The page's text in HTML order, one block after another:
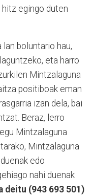
egingo duten
lan boluntario hau,
eta harro
Mintzalaguna
positiboak eman
izan dela, bai
Beraz, lerro
Mintzalaguna
Mintzalaguna
edo
nahi duenak
deitu (943 693 501)